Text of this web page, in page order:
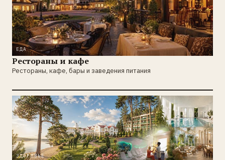
ЕДА
Рестораны и кафе
Рестораны, кафе, бары и заведения питания
ЗДОРОВЬЕ